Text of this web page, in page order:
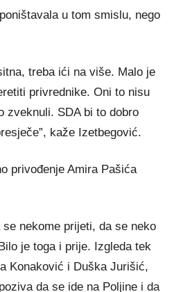
u tom smislu, nego
treba ići na više. Malo je
privrednike. Oni to nisu
zveknuli. SDA bi to dobro
kaže Izetbegović.
privođenje Amira Pašića
nekome prijeti, da se neko
je toga i prije. Izgleda tek
Konaković i Duška Jurišić,
da se ide na Poljine i da